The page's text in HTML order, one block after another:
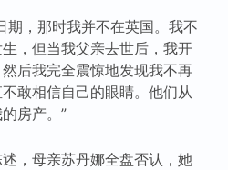
期，那时我并不在英国。我不
，但当我父亲去世后，我开
后我完全震惊地发现我不再
敢相信自己的眼睛。他们从
房产。”
，母亲苏丹娜全盘否认，她